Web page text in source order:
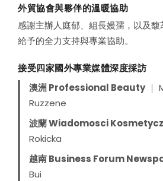
締
造
外貿協會與夥伴的溫暖協助
感謝主辦人庭郁、組長嫚孺，以及
給予的全力支持與專業協助。
接受四家國外專業媒體深度採訪
澳洲 Professional Beauty｜
Ruzzene
波蘭 Wiadomosci
Rokicka
越南 Business Forum
Bui